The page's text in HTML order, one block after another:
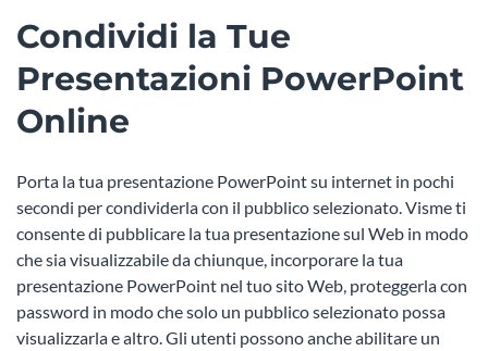
Condividi la Tue
Presentazioni PowerPoint
Online
Porta la tua presentazione PowerPoint su internet in pochi
secondi per condividerla con il pubblico selezionato. Visme ti
consente di pubblicare la tua presentazione sul Web in modo
che sia visualizzabile da chiunque, incorporare la tua
presentazione PowerPoint nel tuo sito Web, proteggerla con
password in modo che solo un pubblico selezionato possa
visualizzarla e altro. Gli utenti possono anche abilitare un